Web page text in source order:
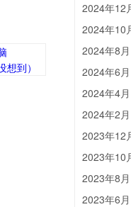
2024年12
2024年10
2024年8
2024年6
2024年4
2024年2
2023年12
2023年10
2023年8
2023年6